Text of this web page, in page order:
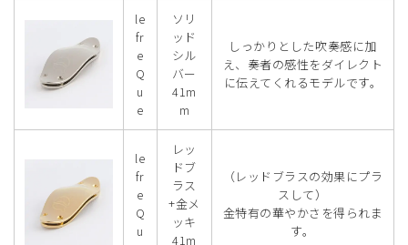
le
fr
e
Q
u
e
ソリ
ッド
シル
バー
41m
m
しっかりとした吹奏感に加
え、奏者の感性をダイレクト
に伝えてくれるモデルです。
le
fr
e
Q
u
レッ
ドブ
ラス
+金メ
ッキ
41m
（レッドブラスの効果にプラ
スして）
金特有の華やかさを得られま
す。